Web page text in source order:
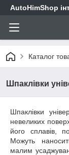
AutoHimShop
Каталог
Шпаклівки
Шпаклівки
невеликих
його сплавів,
Можуть
малим